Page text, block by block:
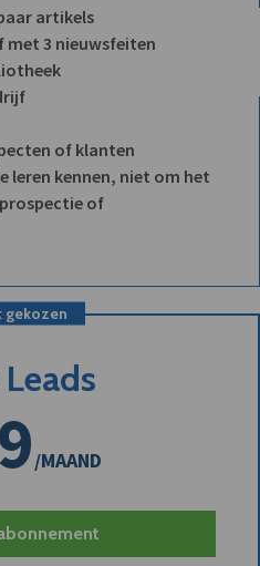
artikels
met 3 nieuwsfeiten
of klanten
leren kennen, niet om het
of
gekozen
/MAAND